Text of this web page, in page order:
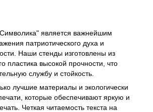
является важнейшим
патриотического духа и
Наши стенды изготовлены из
пластика высокой прочности, что
службу и стойкость.
лучшие материалы и экологически
которые обеспечивают яркую и
Четкая читаемость текста на